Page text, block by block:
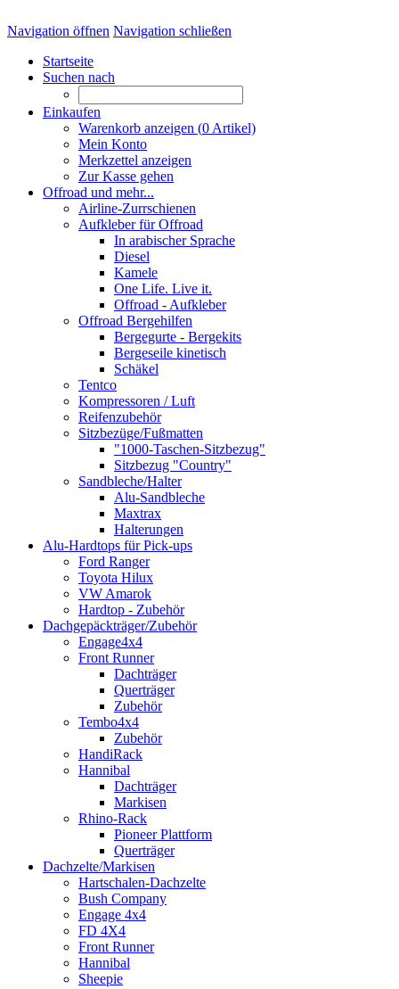
Navigation öffnen Navigation schließen
Startseite
Suchen nach
Einkaufen
Warenkorb anzeigen (0 Artikel)
Mein Konto
Merkzettel anzeigen
Zur Kasse gehen
Offroad und mehr...
Airline-Zurrschienen
Aufkleber für Offroad
In arabischer Sprache
Diesel
Kamele
One Life. Live it.
Offroad - Aufkleber
Offroad Bergehilfen
Bergegurte - Bergekits
Bergeseile kinetisch
Schäkel
Tentco
Kompressoren / Luft
Reifenzubehör
Sitzbezüge/Fußmatten
"1000-Taschen-Sitzbezug"
Sitzbezug "Country"
Sandbleche/Halter
Alu-Sandbleche
Maxtrax
Halterungen
Alu-Hardtops für Pick-ups
Ford Ranger
Toyota Hilux
VW Amarok
Hardtop - Zubehör
Dachgepäckträger/Zubehör
Engage4x4
Front Runner
Dachträger
Querträger
Zubehör
Tembo4x4
Zubehör
HandiRack
Hannibal
Dachträger
Markisen
Rhino-Rack
Pioneer Plattform
Querträger
Dachzelte/Markisen
Hartschalen-Dachzelte
Bush Company
Engage 4x4
FD 4X4
Front Runner
Hannibal
Sheepie